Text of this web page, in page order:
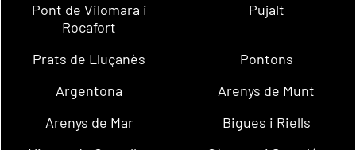
Pont de Vilomara i
Rocafort
Pujalt
Prats de Lluçanès
Pontons
Argentona
Arenys de Munt
Arenys de Mar
Bigues i Riells